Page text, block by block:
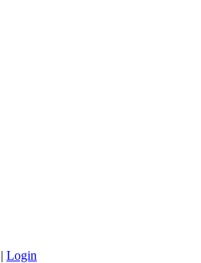
| Login